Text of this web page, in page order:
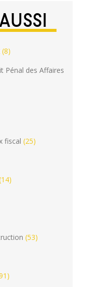
(8)
Pénal des Affaires
fiscal (25)
(53)